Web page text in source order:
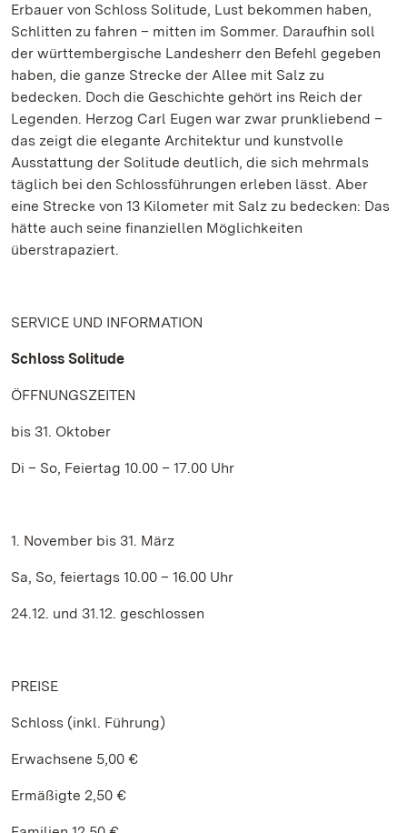
Erbauer von Schloss Solitude, Lust bekommen haben,
Schlitten zu fahren – mitten im Sommer. Daraufhin soll
der württembergische Landesherr den Befehl gegeben
haben, die ganze Strecke der Allee mit Salz zu
bedecken. Doch die Geschichte gehört ins Reich der
Legenden. Herzog Carl Eugen war zwar prunkliebend –
das zeigt die elegante Architektur und kunstvolle
Ausstattung der Solitude deutlich, die sich mehrmals
täglich bei den Schlossführungen erleben lässt. Aber
eine Strecke von 13 Kilometer mit Salz zu bedecken: Das
hätte auch seine finanziellen Möglichkeiten
überstrapaziert.
SERVICE UND INFORMATION
Schloss Solitude
ÖFFNUNGSZEITEN
bis 31. Oktober
Di – So, Feiertag 10.00 – 17.00 Uhr
1. November bis 31. März
Sa, So, feiertags 10.00 – 16.00 Uhr
24.12. und 31.12. geschlossen
PREISE
Schloss (inkl. Führung)
Erwachsene 5,00 €
Ermäßigte 2,50 €